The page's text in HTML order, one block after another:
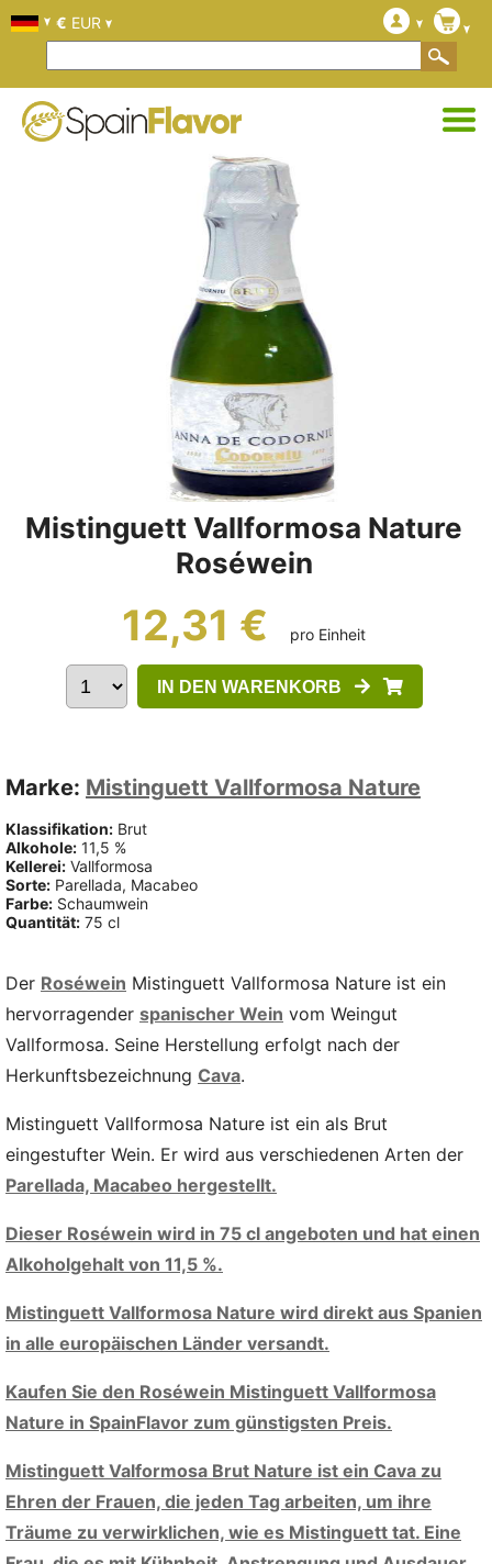
Mistinguett Vallformosa Nature
Roséwein
12,31 € pro Einheit
IN DEN WARENKORB
Marke: Mistinguett Vallformosa Nature
Klassifikation: Brut
Alkohole: 11,5 %
Kellerei: Vallformosa
Sorte: Parellada, Macabeo
Farbe: Schaumwein
Quantität: 75 cl
Der Roséwein Mistinguett Vallformosa Nature ist ein
hervorragender spanischer Wein vom Weingut
Vallformosa. Seine Herstellung erfolgt nach der
Herkunftsbezeichnung Cava.
Mistinguett Vallformosa Nature ist ein als Brut
eingestufter Wein. Er wird aus verschiedenen Arten der
Parellada, Macabeo hergestellt.
Dieser Roséwein wird in 75 cl angeboten und hat einen
Alkoholgehalt von 11,5 %.
Mistinguett Vallformosa Nature wird direkt aus Spanien
in alle europäischen Länder versandt.
Kaufen Sie den Roséwein Mistinguett Vallformosa
Nature in SpainFlavor zum günstigsten Preis.
Mistinguett Valformosa Brut Nature ist ein Cava zu
Ehren der Frauen, die jeden Tag arbeiten, um ihre
Träume zu verwirklichen, wie es Mistinguett tat. Eine
€ EUR